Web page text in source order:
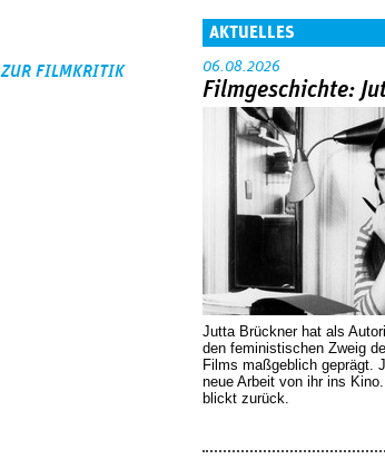
ZUR FILMKRITIK
AKTUELLES
06.08.2026
Filmgeschichte:
Jutta Brückner hat als
den feministischen Zweig
Films maßgeblich geprägt.
neue Arbeit von ihr ins
blickt zurück.